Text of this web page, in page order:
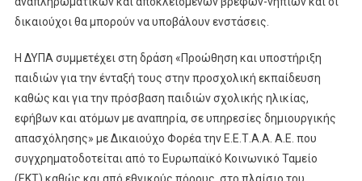
δικαιούχοι θα μπορούν να υποβάλουν ενστάσεις.
Η ΔΥΠΑ συμμετέχει στη δράση «Προώθηση και υποστήριξη
παιδιών για την ένταξή τους στην προσχολική εκπαίδευση
καθώς και για την πρόσβαση παιδιών σχολικής ηλικίας,
εφήβων και ατόμων με αναπηρία, σε υπηρεσίες δημιουργικής
απασχόλησης» με Δικαιούχο Φορέα την Ε.Ε.Τ.Α.Α. Α.Ε. που
συγχρηματοδοτείται από το Ευρωπαϊκό Κοινωνικό Ταμείο
(ΕΚΤ) καθώς και από εθνικούς πόρους, στο πλαίσιο του